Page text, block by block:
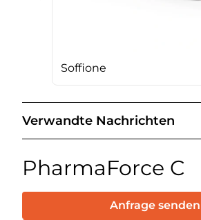
Soffione
Verwandte Nachrichten
PharmaForce C
Anfrage senden